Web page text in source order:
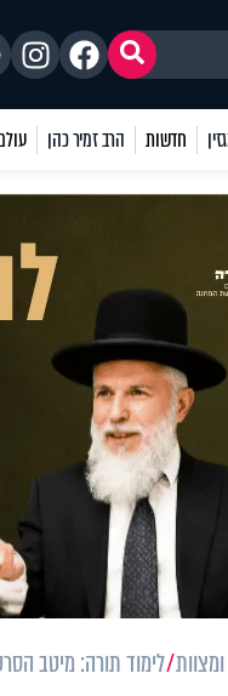
חדשות הרב זמיר כהן
לימוד תורה: מיטב